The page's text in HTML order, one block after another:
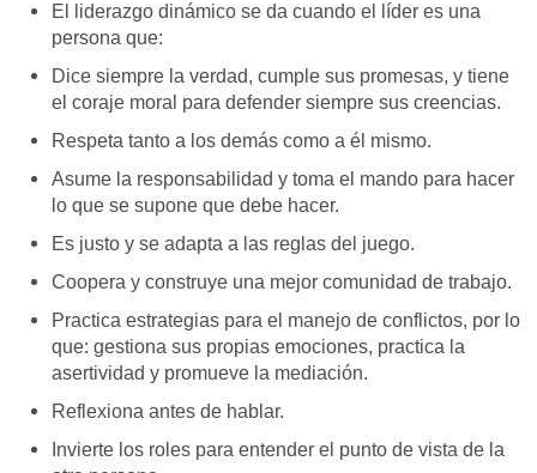
El liderazgo dinámico se da cuando el líder es una
persona que:
Dice siempre la verdad, cumple sus promesas, y tiene
el coraje moral para defender siempre sus creencias.
Respeta tanto a los demás como a él mismo.
Asume la responsabilidad y toma el mando para hacer
lo que se supone que debe hacer.
Es justo y se adapta a las reglas del juego.
Coopera y construye una mejor comunidad de trabajo.
Practica estrategias para el manejo de conflictos, por lo
que: gestiona sus propias emociones, practica la
asertividad y promueve la mediación.
Reflexiona antes de hablar.
Invierte los roles para entender el punto de vista de la